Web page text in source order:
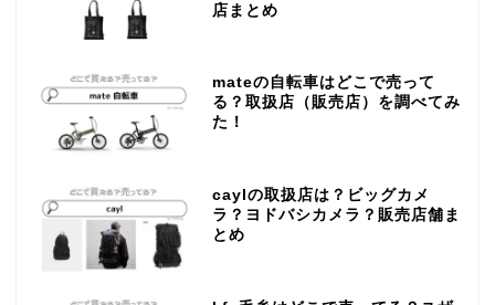
店まとめ
mateの自転車はどこで売って
る？取扱店（販売店）を調べてみ
た！
caylの取扱店は？ビッグカメ
ラ？ヨドバシカメラ？販売店舗ま
とめ